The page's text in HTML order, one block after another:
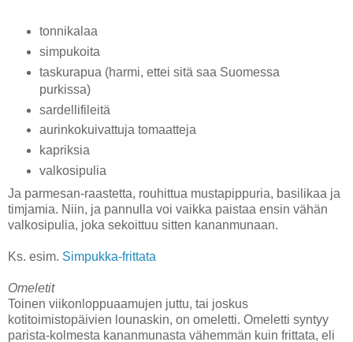
tonnikalaa
simpukoita
taskurapua (harmi, ettei sitä saa Suomessa
purkissa)
sardellifileitä
aurinkokuivattuja tomaatteja
kapriksia
valkosipulia
Ja parmesan-raastetta, rouhittua mustapippuria, basilikaa ja
timjamia. Niin, ja pannulla voi vaikka paistaa ensin vähän
valkosipulia, joka sekoittuu sitten kananmunaan.
Ks. esim. Simpukka-frittata
Omeletit
Toinen viikonloppuaamujen juttu, tai joskus
kotitoimistopäivien lounaskin, on omeletti. Omeletti syntyy
parista-kolmesta kananmunasta vähemmän kuin frittata, eli